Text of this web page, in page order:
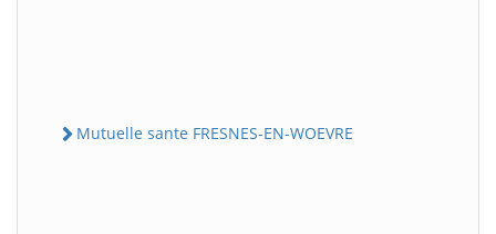
Mutuelle sante FRESNES-EN-WOEVRE